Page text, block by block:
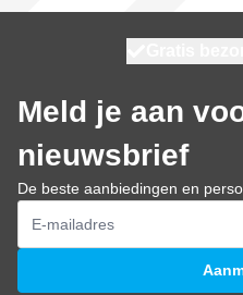
Meld je aan
nieuwsbrief
De beste aanbiedingen en
E-mailadres